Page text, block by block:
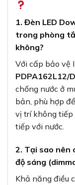
1. Đèn LED
trong phòng
không?
Với cấp bảo vệ
PDPA162L12/
chống nước ở
bản, phù hợp
vị trí không tiếp
tiếp với nước.
2. Tại sao nên
độ sáng
Khả năng điều